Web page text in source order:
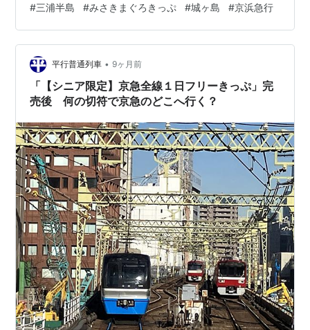
#三浦半島 #みさきまぐろきっぷ #城ヶ島 #京浜急行
平行普通列車 • 9ヶ月前
「【シニア限定】京急全線１日フリーきっぷ」完
売後 何の切符で京急のどこへ行く？